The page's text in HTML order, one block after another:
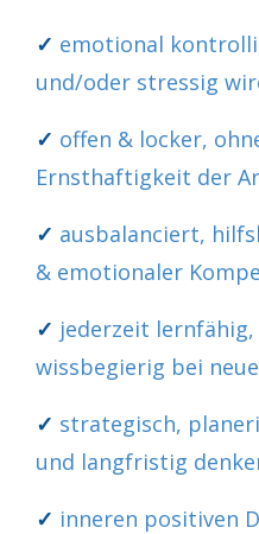
✓ emotional
und/oder stressig
✓ offen & locker,
Ernsthaftigkeit der
✓ ausbalanciert,
& emotionaler
✓ jederzeit
wissbegierig bei
✓ strategisch,
und langfristig
✓ inneren positiven